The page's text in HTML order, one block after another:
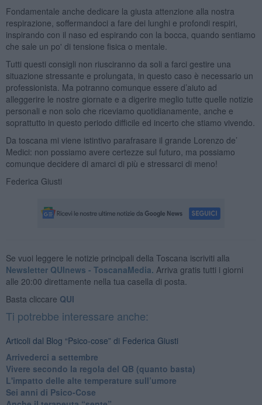
Fondamentale anche dedicare la giusta attenzione alla nostra
respirazione, soffermandoci a fare dei lunghi e profondi respiri,
inspirando con il naso ed espirando con la bocca, quando sentiamo
che sale un po' di tensione fisica o mentale.
Tutti questi consigli non riusciranno da soli a farci gestire una
situazione stressante e prolungata, in questo caso è necessario un
professionista. Ma potranno comunque essere d’aiuto ad
alleggerire le nostre giornate e a digerire meglio tutte quelle notizie
personali e non solo che riceviamo quotidianamente, anche e
soprattutto in questo periodo difficile ed incerto che stiamo vivendo.
Da toscana mi viene istintivo parafrasare il grande Lorenzo de’
Medici: non possiamo avere certezze sul futuro, ma possiamo
comunque decidere di amarci di più e stressarci di meno!
Federica Giusti
Se vuoi leggere le notizie principali della Toscana iscriviti alla
Newsletter QUInews - ToscanaMedia. Arriva gratis tutti i giorni
alle 20:00 direttamente nella tua casella di posta.
Basta cliccare QUI
Ti potrebbe interessare anche:
Articoli dal Blog “Psico-cose” di Federica Giusti
​Arrivederci a settembre
​Vivere secondo la regola del QB (quanto basta)
​L'impatto delle alte temperature sull’umore
Sei anni di Psico-Cose